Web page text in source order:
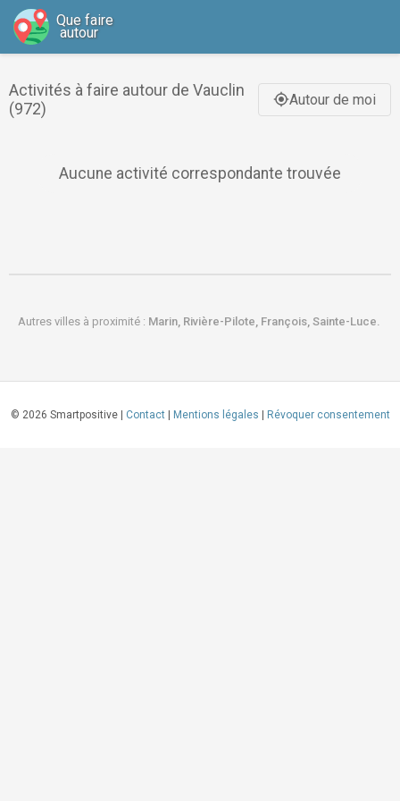
Que faire
autour
Activités à faire autour de Vauclin
(972)
gps_fixedAutour de moi
Aucune activité correspondante trouvée
Autres villes à proximité : Marin, Rivière-Pilote, François, Sainte-Luce.
© 2026 Smartpositive | Contact| Mentions légales Révoquer consentement